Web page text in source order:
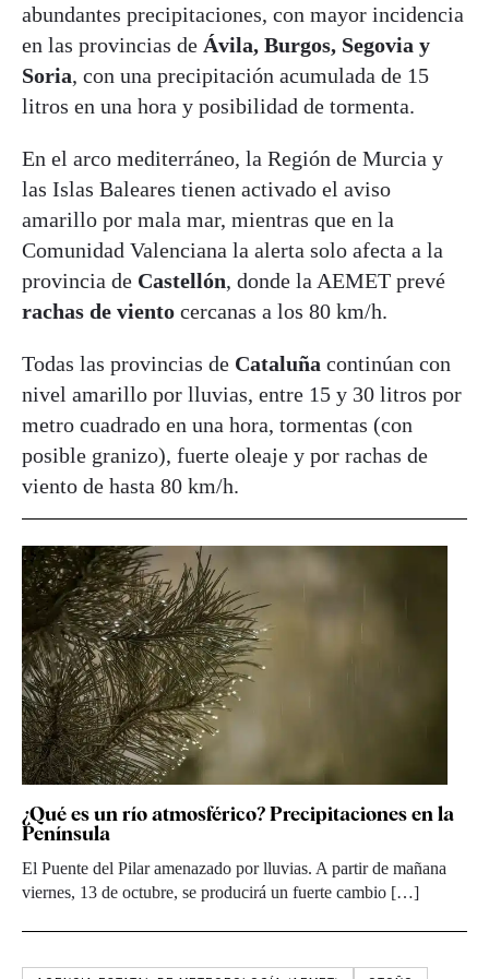
abundantes precipitaciones, con mayor incidencia
en las provincias de Ávila, Burgos, Segovia y
Soria, con una precipitación acumulada de 15
litros en una hora y posibilidad de tormenta.
En el arco mediterráneo, la Región de Murcia y
las Islas Baleares tienen activado el aviso
amarillo por mala mar, mientras que en la
Comunidad Valenciana la alerta solo afecta a la
provincia de Castellón, donde la AEMET prevé
rachas de viento cercanas a los 80 km/h.
Todas las provincias de Cataluña continúan con
nivel amarillo por lluvias, entre 15 y 30 litros por
metro cuadrado en una hora, tormentas (con
posible granizo), fuerte oleaje y por rachas de
viento de hasta 80 km/h.
¿Qué es un río atmosférico? Precipitaciones en la
Península
El Puente del Pilar amenazado por lluvias. A partir de mañana
viernes, 13 de octubre, se producirá un fuerte cambio […]